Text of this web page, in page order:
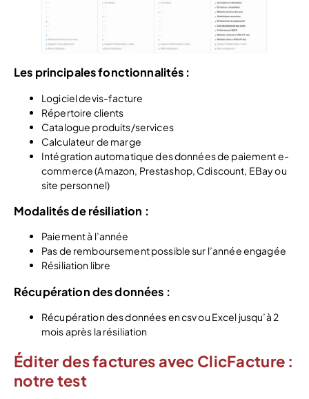
Les principales fonctionnalités :
Logiciel devis-facture
Répertoire clients
Catalogue produits/services
Calculateur de marge
Intégration automatique des données de paiement e-
commerce (Amazon, Prestashop, Cdiscount, EBay ou
site personnel)
Modalités de résiliation :
Paiement à l’année
Pas de remboursement possible sur l’année engagée
Résiliation libre
Récupération des données :
Récupération des données en csv ou Excel jusqu’à 2
mois après la résiliation
Éditer des factures avec ClicFacture :
notre test